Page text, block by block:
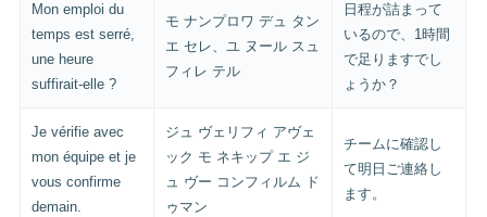
Mon emploi du
temps est serré,
une heure
suffirait-elle ?
モ ナンプロワ デュ タン
エ セレ、ユ ヌール スュ
フィレ テル
日程が詰まって
いるので、1時間
で足りますでし
ょうか？
Je vérifie avec
mon équipe et je
vous confirme
demain.
ジュ ヴェリフィ アヴェ
ック モ ネキップ エ ジ
ュ ヴー コンフィルム ド
ゥマン
チームに確認し
て明日ご連絡し
ます。